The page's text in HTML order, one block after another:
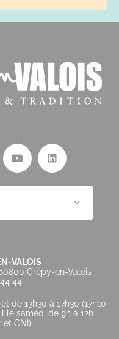
VALOIS
Crépy-en-Valois
44
de 13h30 à 17h30 (17h10
le samedi de 9h à 12h
CNI).